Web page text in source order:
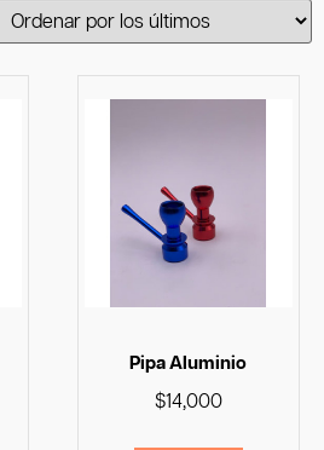
Pipa Aluminio
$14,000